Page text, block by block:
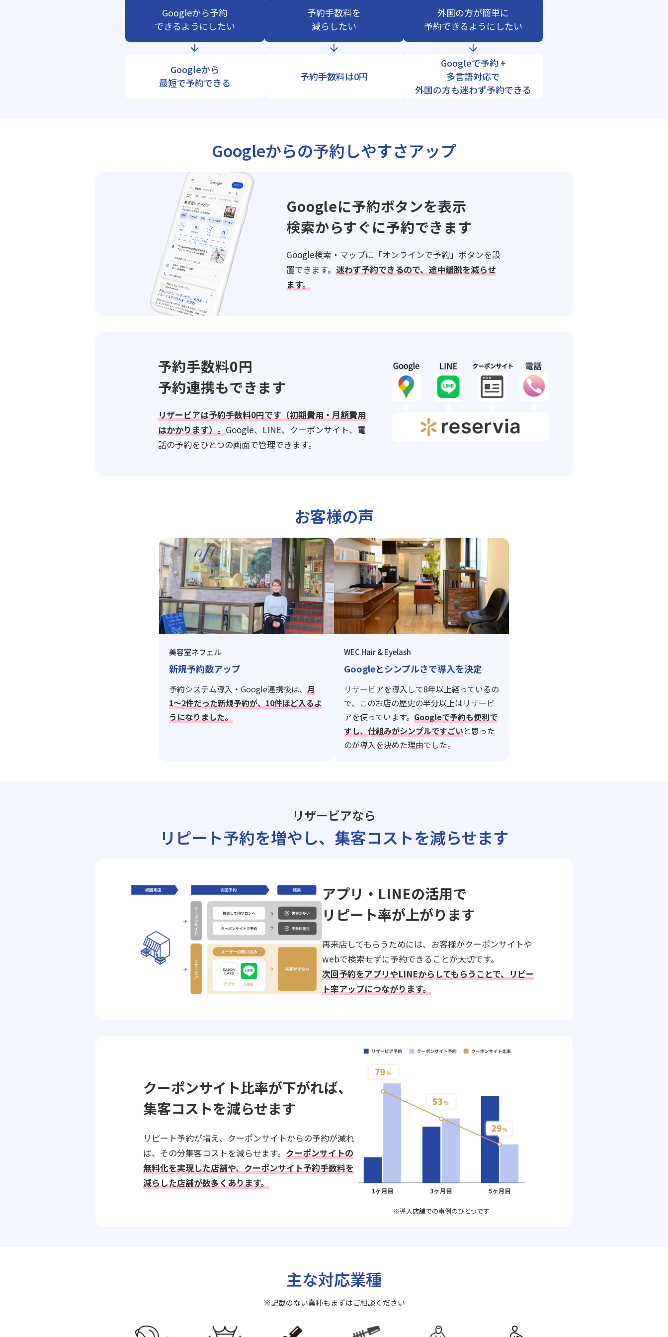
Googleから予約
できるようにしたい
Googleから
最短で予約できる
予約手数料を
減らしたい
予約手数料は0円
外国の方が簡単に
予約できるようにしたい
Googleで予約 +
多言語対応で
外国の方も迷わず予約できる
Googleからの予約しやすさアップ
Googleに予約ボタンを表示
検索からすぐに予約できます
Google検索・マップに「オンラインで予約」ボタンを設
置できます。 迷わず予約できるので、途中離脱を減らせ
ます。
予約手数料0円
予約連携もできます
リザービアは予約手数料0円です（初期費用・月額費用
はかかります）。 Google、LINE、クーポンサイト、電
話の予約をひとつの画面で管理できます。
お客様の声
美容室ネフェル
新規予約数アップ
予約システム導入・Google連携後は、 月
1〜2件だった新規予約が、10件ほど入るよ
うになりました。
WEC Hair & Eyelash
Googleとシンプルさで導入を決定
リザービアを導入して8年以上経っているの
で、このお店の歴史の半分以上はリザービ
アを使っています。 Googleで予約も便利で
すし、仕組みがシンプルですごいと思った
のが導入を決めた理由でした。
リザービアなら
リピート予約を増やし、 集客コストを減らせます
アプリ・LINEの活用で
リピート率が上がります
再来店してもらうためには、お客様がクーポンサイトや
webで検索せずに予約できることが大切です。
次回予約をアプリやLINEからしてもらうことで、リピー
ト率アップにつながります。
クーポンサイト比率が下がれば、
集客コストを減らせます
リピート予約が増え、クーポンサイトからの予約が減れ
ば、その分集客コストを減らせます。 クーポンサイトの
無料化を実現した店舗や、クーポンサイト予約手数料を
減らした店舗が数多くあります。
※導入店舗での事例のひとつです
主な対応業種
※記載のない業種もまずはご相談ください